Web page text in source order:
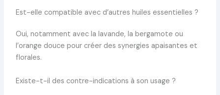
Est-elle compatible avec d’autres huiles essentielles ?
Oui, notamment avec la lavande, la bergamote ou
l’orange douce pour créer des synergies apaisantes et
florales.
Existe-t-il des contre-indications à son usage ?